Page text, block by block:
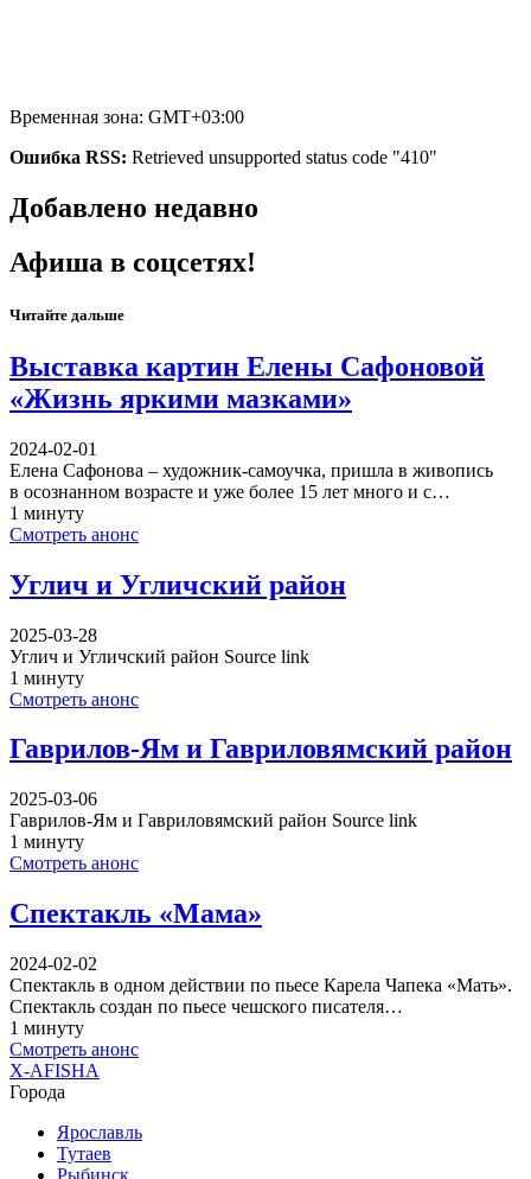
Временная зона: GMT+03:00
Ошибка RSS: Retrieved unsupported status code "410"
Добавлено недавно
Афиша в соцсетях!
Читайте дальше
Выставка картин Елены Сафоновой
«Жизнь яркими мазками»
2024-02-01
Елена Сафонова – художник-самоучка, пришла в живопись
в осознанном возрасте и уже более 15 лет много и с…
1 минуту
Смотреть анонс
Углич и Угличский район
2025-03-28
Углич и Угличский район Source link
1 минуту
Смотреть анонс
Гаврилов-Ям и Гавриловямский район
2025-03-06
Гаврилов-Ям и Гавриловямский район Source link
1 минуту
Смотреть анонс
Спектакль «Мама»
2024-02-02
Спектакль в одном действии по пьесе Карела Чапека «Мать».
Спектакль создан по пьесе чешского писателя…
1 минуту
Смотреть анонс
X-AFISHA
Города
Ярославль
Тутаев